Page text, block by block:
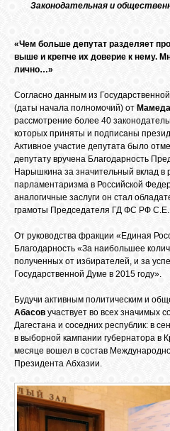
БИБЛИОТЕКА
ФОРУМ
ГОСТЕВАЯ
О САЙТЕ
ФОТО
МУЗЫКА
Законодательная и
«Чем больше депутат разделяет
выше и крепче их доверие к нему.
лично…»
Согласно данным из
(даты начала полномочий) от
рассмотрение более 40
которых приняты и подписаны
Активное участие депутата было
депутату вручена Благодарность
Нарышкина за значительный вклад в
парламентаризма в Российской
аналогичные заслуги он стал
грамоты Председателя ГД ФС РФ
От руководства фракции «Единая
Благодарность «За наибольшее
полученных от избирателей, и за
Государственной Думе в 2015 году».
Будучи активным политическим и
Абасов участвует во всех значимых
Дагестана и соседних республик: в
в выборной кампании губернатора в
месяце вошел в состав
Президента Абхазии.